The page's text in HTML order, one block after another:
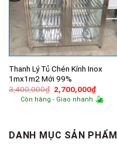
Thanh Lý Tủ Chén Kính Inox
1mx1m2 Mới 99%
3,400,000₫ Giá
gốc
là:
2,700,000₫Giá
hiện
tại
Còn hàng - Giao nhanh
DANH MỤC SẢN PHẨM